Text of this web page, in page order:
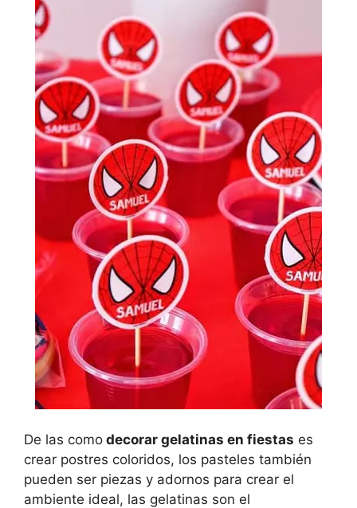
De las como decorar gelatinas en fiestas es
crear postres coloridos, los pasteles también
pueden ser piezas y adornos para crear el
ambiente ideal, las gelatinas son el